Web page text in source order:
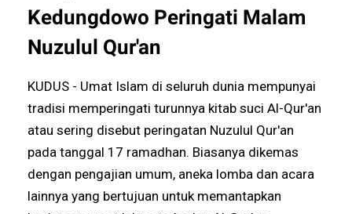
Kedungdowo Peringati Malam
Nuzulul Qur'an
KUDUS - Umat Islam di seluruh dunia mempunyai
tradisi memperingati turunnya kitab suci Al-Qur'an
atau sering disebut peringatan Nuzulul Qur'an
pada tanggal 17 ramadhan. Biasanya dikemas
dengan pengajian umum, aneka lomba dan acara
lainnya yang bertujuan untuk memantapkan